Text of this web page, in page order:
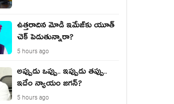
ఉత్త‌రాదిన మోడీ ఇమేజ్‌కు యూత్
చెక్ పెడుతున్నారా?
5 hours ago
అప్పుడు ఒప్పు.. ఇప్పుడు తప్పు..
ఇదేం న్యాయం జగన్?
5 hours ago